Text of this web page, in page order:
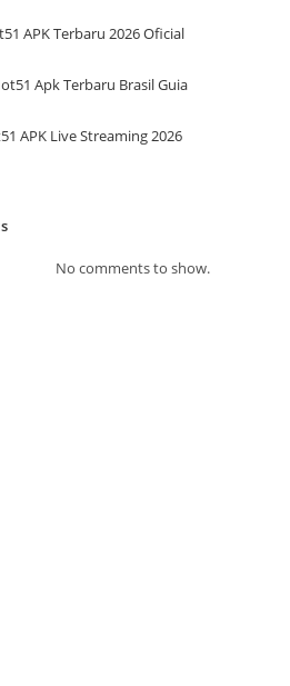
APK Terbaru 2026 Oficial
Apk Terbaru Brasil Guia
APK Live Streaming 2026
No comments to show.